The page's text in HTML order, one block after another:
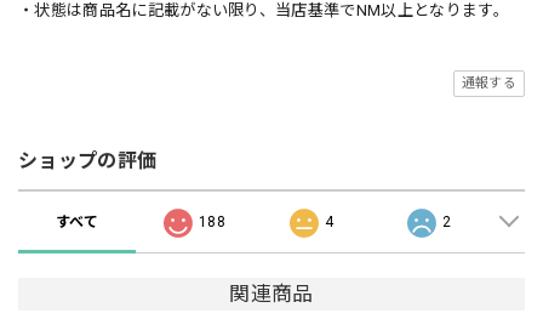
・状態は商品名に記載がない限り、当店基準でNM以上となります。
通報する
ショップの評価
すべて 188 4 2
関連商品